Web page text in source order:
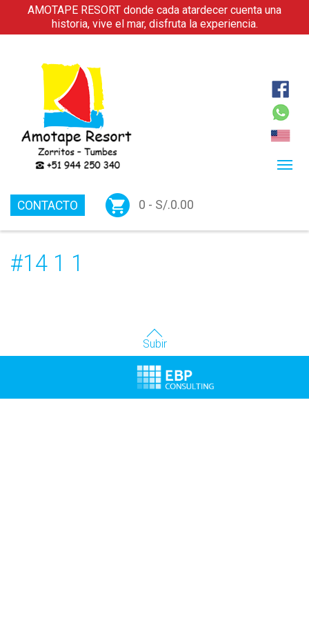
AMOTAPE RESORT donde cada atardecer cuenta una
historia, vive el mar, disfruta la experiencia.
CONTACTO 0 - S/.0.00
#14 1 1
Subir